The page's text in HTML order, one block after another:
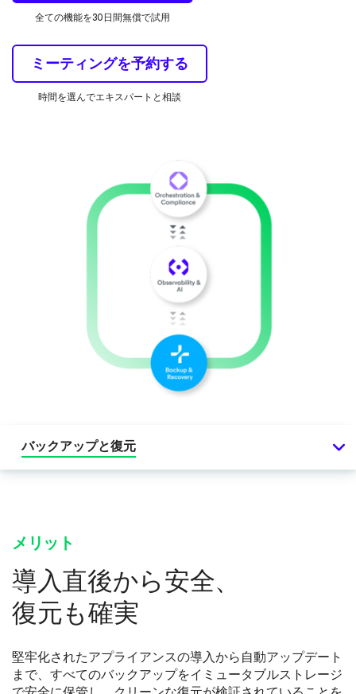
全ての機能を30日間無償で試用
ミーティングを予約する
時間を選んでエキスパートと相談
バックアップと復元
メリット
導入直後から安全、
復元も確実
堅牢化されたアプライアンスの導入から自動アップデート
まで、すべてのバックアップをイミュータブルストレージ